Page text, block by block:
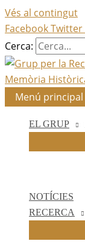
Vés al contingut
FacebookTwitter
Cerca:
Menú principal
EL GRUP
NOTÍCIES
RECERCA